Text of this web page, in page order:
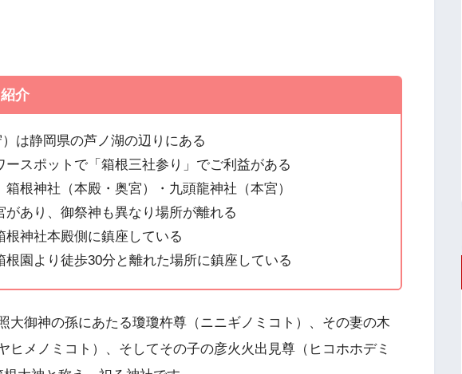
介
は静岡県の芦ノ湖の辺りにある
スポットで「箱根三社参り」でご利益がある
根神社（本殿・奥宮）・九頭龍神社（本宮）
あり、御祭神も異なり場所が離れる
神社本殿側に鎮座している
園より徒歩30分と離れた場所に鎮座している
大御神の孫にあたる瓊瓊杵尊（ニニギノミコト）、その妻の木
ヒメノミコト）、そしてその子の彦火火出見尊（ヒコホホデミ